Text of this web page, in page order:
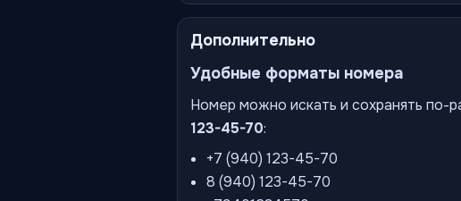
Дополнительно
Удобные форматы номера
Номер можно искать и сохранять по-
123-45-70:
+7 (940) 123-45-70
8 (940) 123-45-70